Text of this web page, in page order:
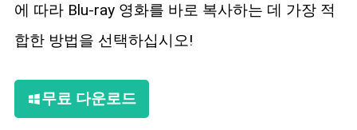
에 따라 Blu-ray 영화를 바로 복사하는 데 가장 적
합한 방법을 선택하십시오!
무료 다운로드